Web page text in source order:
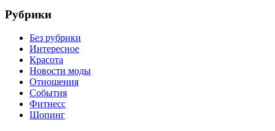
Рубрики
Без рубрики
Интересное
Красота
Новости моды
Отношения
События
Фитнесс
Шопинг